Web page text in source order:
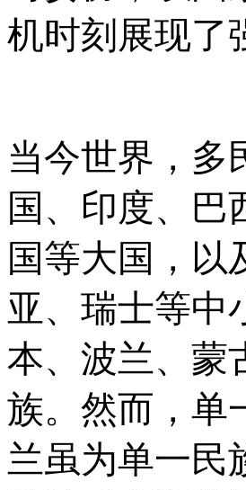
机时刻展现了
当今世界，多
国、印度、巴
国等大国，以
亚、瑞士等中
本、波兰、蒙
族。然而，单
兰虽为单一民